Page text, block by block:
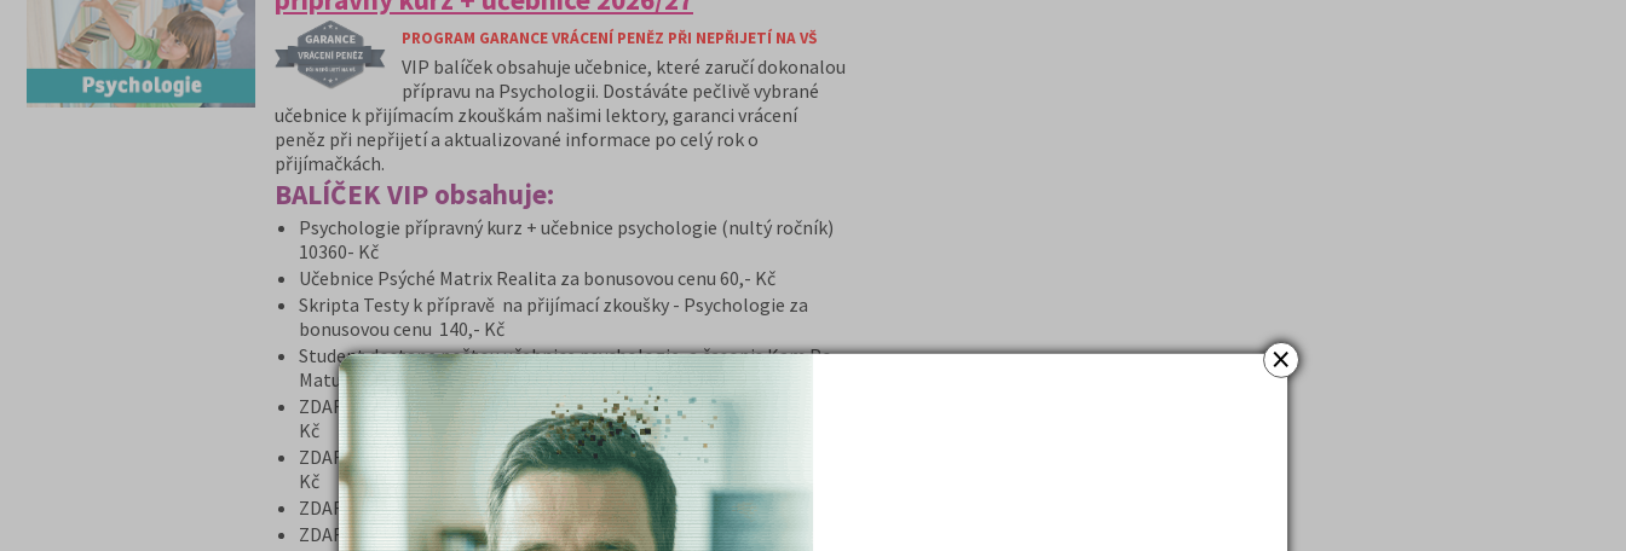
×
PROGRAM GARANCE VRÁCENÍ PENĚZ PŘI NEPŘIJETÍ NA VŠ
VIP balíček obsahuje učebnice, které zaručí dokonalou
přípravu na Psychologii. Dostáváte pečlivě vybrané
učebnice k přijímacím zkouškám našimi lektory, garanci vrácení
peněz při nepřijetí a aktualizované informace po celý rok o
přijímačkách.
BALÍČEK VIP obsahuje:
Psychologie přípravný kurz + učebnice psychologie (nultý ročník)
10360- Kč
Učebnice Psýché Matrix Realita za bonusovou cenu 60,- Kč
Skripta Testy k přípravě na přijímací zkoušky - Psychologie za
bonusovou cenu 140,- Kč
Student dostane poštou učebnice psychologie, a časopis Kam Po
Maturitě.
ZDARMA poštovné a balné za zaslání knih z balíčku v hodnotě 150
Kč
ZDARMA program Garance v případě nepřijetí na VŠ v hodnotě 500
Kč
ZDARMA videonávod „Jak se dostat na psychologii“
ZDARMA e-book „Dostat na obor psychologie“